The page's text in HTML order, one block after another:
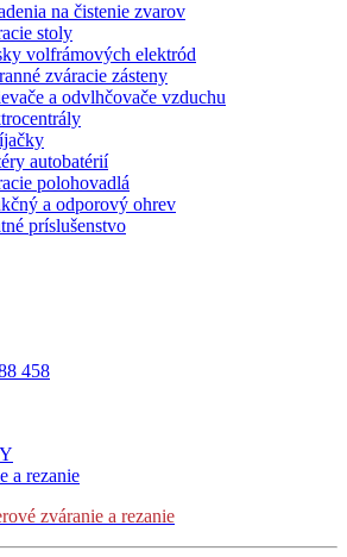
na čistenie zvarov
stoly
volfrámových elektród
zváracie zásteny
a odvlhčovače vzduchu
autobatérií
polohovadlá
a odporový ohrev
príslušenstvo
458
a rezanie
zváranie a rezanie